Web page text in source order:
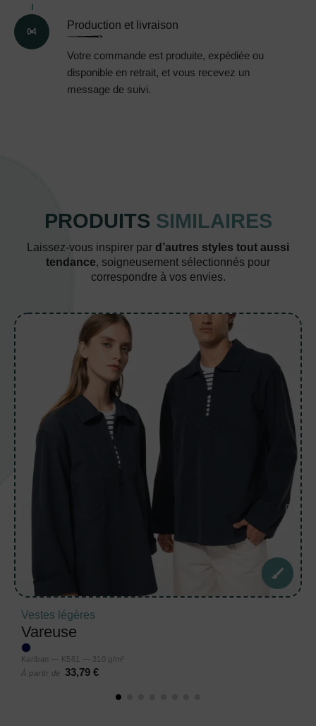
04
Production et livraison
Votre commande est produite, expédiée ou
disponible en retrait, et vous recevez un
message de suivi.
PRODUITS SIMILAIRES
Laissez-vous inspirer par d’autres styles tout aussi
tendance, soigneusement sélectionnés pour
correspondre à vos envies.
Vestes légères
Vareuse
Kariban — K561 — 310 g/m²
À partir de
33,79 €